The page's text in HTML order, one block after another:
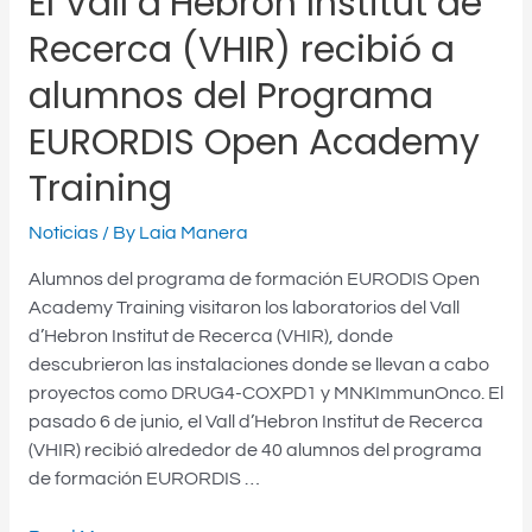
Recerca (VHIR) recibió a
alumnos del Programa
EURORDIS Open Academy
Training
Noticias/ By Laia Manera
Alumnos del programa de formación EURODIS Open
Academy Training visitaron los laboratorios del Vall
d’Hebron Institut de Recerca (VHIR), donde
descubrieron las instalaciones donde se llevan a cabo
proyectos como DRUG4-COXPD1 y MNKImmunOnco. El
pasado 6 de junio, el Vall d’Hebron Institut de Recerca
(VHIR) recibió alrededor de 40 alumnos del programa
de formación EURORDIS …
Academy
Training